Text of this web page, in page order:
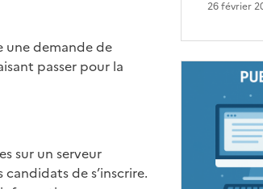
une demande de
passer pour la
sur un serveur
de s’inscrire.
26 février